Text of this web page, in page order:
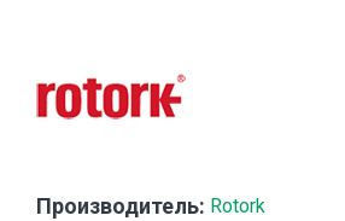
Производитель: Rotork